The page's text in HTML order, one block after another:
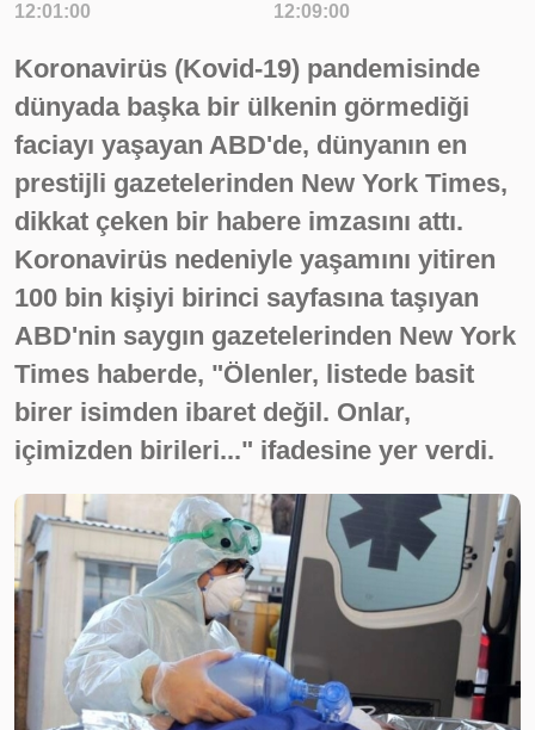
12:01:00
12:09:00
Koronavirüs (Kovid-19) pandemisinde
dünyada başka bir ülkenin görmediği
faciayı yaşayan ABD'de, dünyanın en
prestijli gazetelerinden New York Times,
dikkat çeken bir habere imzasını attı.
Koronavirüs nedeniyle yaşamını yitiren
100 bin kişiyi birinci sayfasına taşıyan
ABD'nin saygın gazetelerinden New York
Times haberde, "Ölenler, listede basit
birer isimden ibaret değil. Onlar,
içimizden birileri..." ifadesine yer verdi.